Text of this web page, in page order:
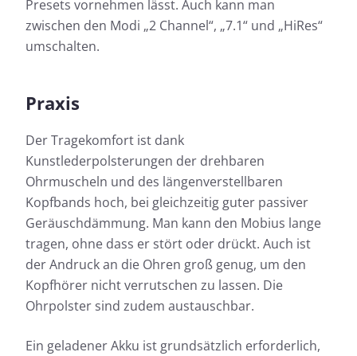
Presets vornehmen lässt. Auch kann man
zwischen den Modi „2 Channel“, „7.1“ und „HiRes“
umschalten.
Praxis
Der Tragekomfort ist dank
Kunstlederpolsterungen der drehbaren
Ohrmuscheln und des längenverstellbaren
Kopfbands hoch, bei gleichzeitig guter passiver
Geräuschdämmung. Man kann den Mobius lange
tragen, ohne dass er stört oder drückt. Auch ist
der Andruck an die Ohren groß genug, um den
Kopfhörer nicht verrutschen zu lassen. Die
Ohrpolster sind zudem austauschbar.
Ein geladener Akku ist grundsätzlich erforderlich,